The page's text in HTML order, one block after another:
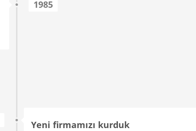
1985
Yeni firmamızı kurduk